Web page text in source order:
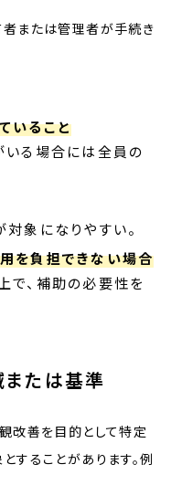
または管理者が手続き
いること
いる場合には全員の
象になりやすい。
を負担できない場合
で、補助の必要性を
たは基準
改善を目的として特定
することがあります。例